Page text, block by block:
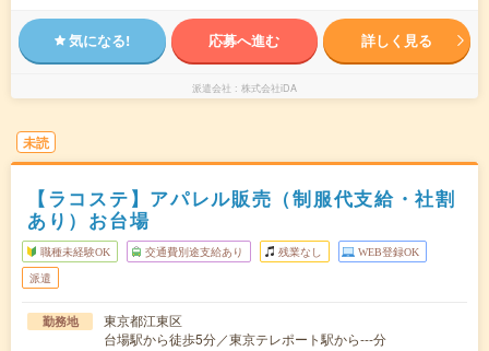
気になる! 応募へ進む 詳しく見る
派遣会社 株式会社iDA
未読
【ラコステ】アパレル販売（制服代支給・社割
あり）お台場
職種未経験OK 交通費別途支給あり 残業なし WEB登録OK
派遣
勤務地
東京都江東区
台場駅から徒歩5分／東京テレポート駅から---分